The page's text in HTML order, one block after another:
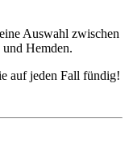
Auswahl zwischen
Hemden.
auf jeden Fall fündig!